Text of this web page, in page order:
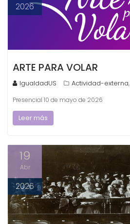
2026
ARTE PARA VOLAR
IgualdadUS Actividad-externa,
Presencial 10 de mayo de 2026
Leer más
19
Abr
2026